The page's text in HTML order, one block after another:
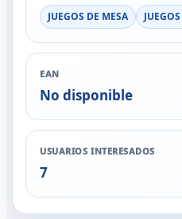
JUEGOS DE MESA
EAN
No disponible
USUARIOS INTERESADOS
7